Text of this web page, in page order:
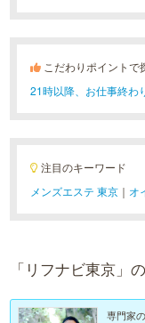
こだわりポイントで
21時以降、お仕事終わ
注目のキーワード
メンズエステ 東京 ｜ オ
「リフナビ東京」
専門家